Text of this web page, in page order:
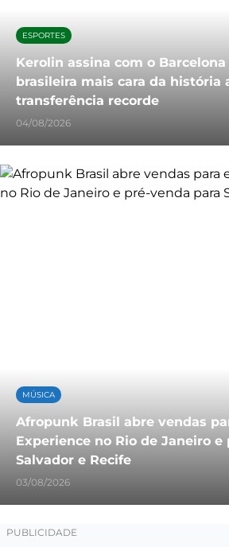
ESPORTES
Kerolin assina com o
brasileira mais cara da história
transferência recorde
04/08/2026
MÚSICA
Afropunk Brasil abre vendas
Experience no Rio de Janeiro e
Salvador e Recife
03/08/2026